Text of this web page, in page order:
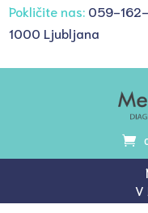
Pokličite nas: 059-
1000 Ljubljana
V